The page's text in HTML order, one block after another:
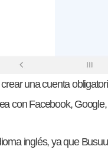
una cuenta
con Facebook,
inglés, ya que